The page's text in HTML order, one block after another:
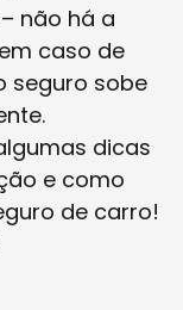
– não há a
caso de
seguro sobe
dicas
e como
de carro!